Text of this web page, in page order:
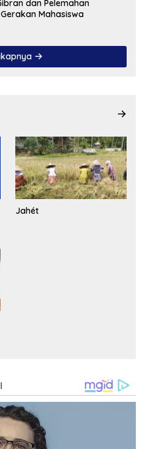
dan Pelemahan
Sistimatis Gerakan Mahasiswa
Jahét